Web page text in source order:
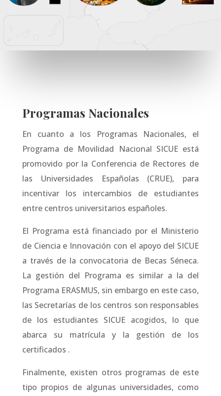
Programas Nacionales
En cuanto a los Programas Nacionales, el
Programa de Movilidad Nacional SICUE está
promovido por la Conferencia de Rectores de
las Universidades Españolas (CRUE), para
incentivar los intercambios de estudiantes
entre centros universitarios españoles.
El Programa está financiado por el Ministerio
de Ciencia e Innovación con el apoyo del SICUE
a través de la convocatoria de Becas Séneca.
La gestión del Programa es similar a la del
Programa ERASMUS, sin embargo en este caso,
las Secretarías de los centros son responsables
de los estudiantes SICUE acogidos, lo que
abarca su matrícula y la gestión de los
certificados .
Finalmente, existen otros programas de este
tipo propios de algunas universidades, como